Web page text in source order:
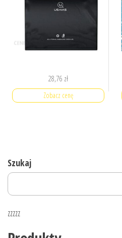
28,76 zł
Zobacz cenę
Szukaj
zzzzz